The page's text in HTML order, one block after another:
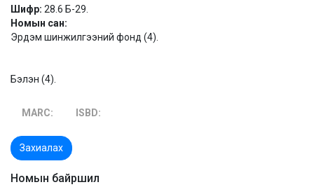
Шифр: 28.6 Б-29.
Номын сан:
Эрдэм шинжилгээний фонд (4).
Бэлэн (4).
MARC: ISBD:
Захиалах
Номын байршил